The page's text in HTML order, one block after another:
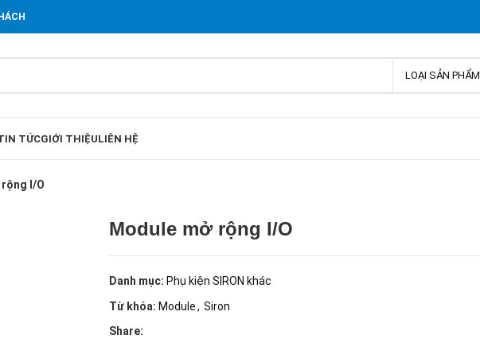
LOẠI SẢN PHẨM
TỨCGIỚI THIỆULIÊN HỆ
I/O
Module mở rộng I/O
Danh mục: Phụ kiện SIRON khác
Từ khóa: Module, Siron
Share: